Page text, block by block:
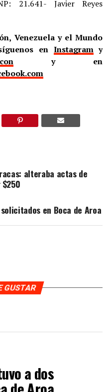
21.641- Javier Reyes
Venezuela y el Mundo
en Instagramy
y en
alteraba actas de
en Boca de Aroa
GUSTAR
a dos